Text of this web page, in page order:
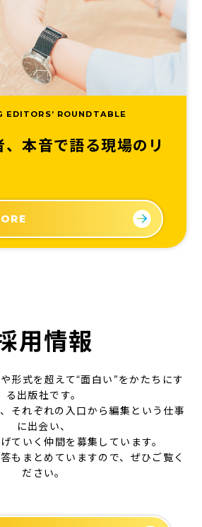
EDITORS’ ROUNDTABLE
、本音で語る現場のリ
用情報
形式を超えて“面白い”をかたちにす
る出版社です。
それぞれの入口から編集という仕事
に出会い、
ていく仲間を募集しています。
もまとめていますので、ぜひご覧く
ださい。